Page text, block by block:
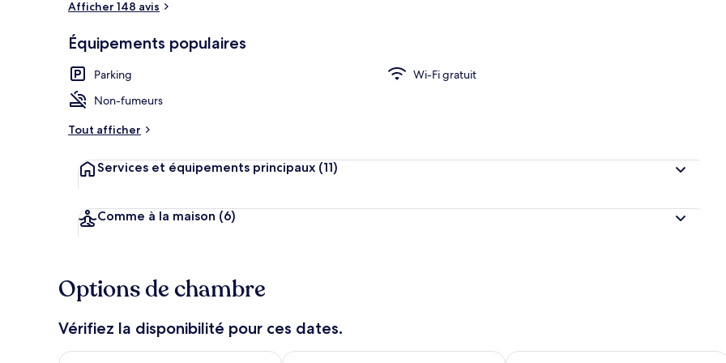
Afficher 148 avis
Équipements populaires
Parking
Wi-Fi gratuit
Non-fumeurs
Tout afficher
Services et équipements principaux (11)
Comme à la maison (6)
Options de chambre
Vérifiez la disponibilité pour ces dates.
Vérifier la disponibilité pour ce soir août 7 - août 8Vérifier la disponibilité pour demain août 8 - août 9Vérifier la disponibilité pour ce week-